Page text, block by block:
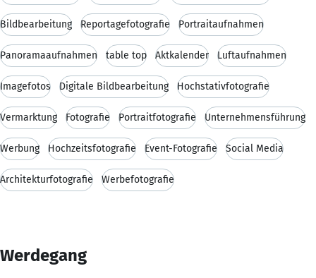
Bildbearbeitung Reportagefotografie Portraitaufnahmen
Panoramaaufnahmen table top Aktkalender Luftaufnahmen
Imagefotos Digitale Bildbearbeitung Hochstativfotografie
Vermarktung Fotografie Portraitfotografie Unternehmensführung
Werbung Hochzeitsfotografie Event-Fotografie Social Media
Architekturfotografie Werbefotografie
Werdegang